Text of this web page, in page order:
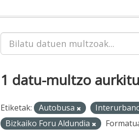
1 datu-multzo
Etiketak: Autobusa
Bizkaiko Foru Aldundia